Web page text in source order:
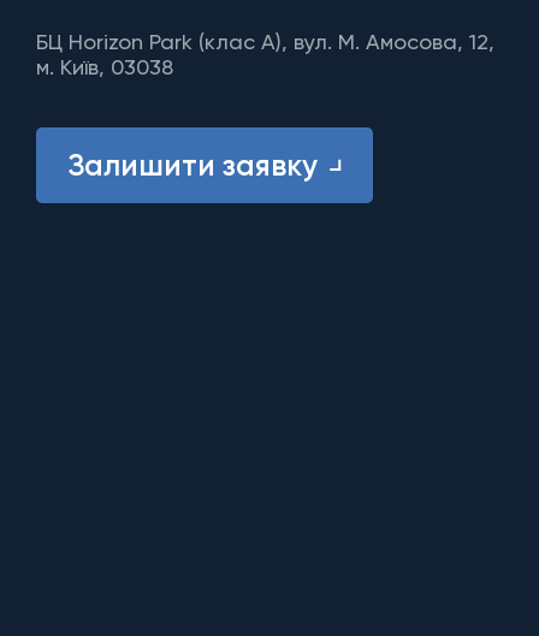
БЦ Horizon Park (клас A), вул. М. Амосова, 12,
м. Київ, 03038
Залишити заявку